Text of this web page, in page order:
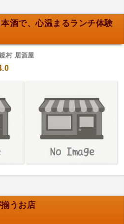
酒で、心温まるランチ体験
村 居酒屋
うお店